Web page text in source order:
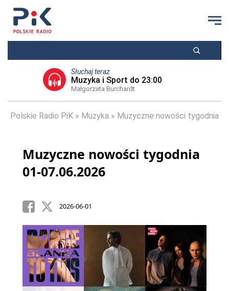
Słuchaj teraz
Muzyka i Sport do 23:00
Małgorzata Burchardt
Polskie Radio PiK Muzyka Muzyczne nowości tygodnia
Muzyczne nowości tygodnia
01-07.06.2026
2026-06-01